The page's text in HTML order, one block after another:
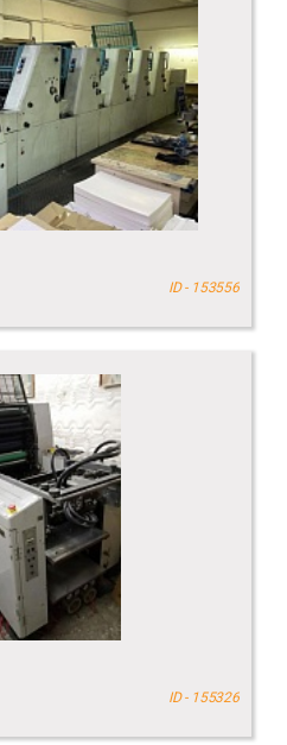
ID - 153556
ID - 155326